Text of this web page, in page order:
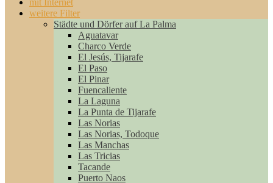
mit Internet
weitere Filter
Städte und Dörfer auf La Palma
Aguatavar
Charco Verde
El Jesús, Tijarafe
El Paso
El Pinar
Fuencaliente
La Laguna
La Punta de Tijarafe
Las Norias
Las Norias, Todoque
Las Manchas
Las Tricias
Tacande
Puerto Naos